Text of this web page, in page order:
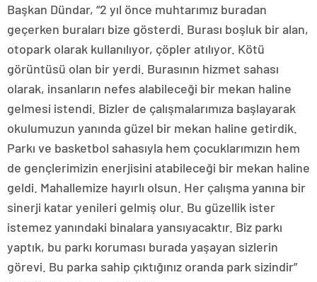
Başkan Dündar, “2 yıl önce muhtarımız buradan
geçerken buraları bize gösterdi. Burası boşluk bir alan,
otopark olarak kullanılıyor, çöpler atılıyor. Kötü
görüntüsü olan bir yerdi. Burasının hizmet sahası
olarak, insanların nefes alabileceği bir mekan haline
gelmesi istendi. Bizler de çalışmalarımıza başlayarak
okulumuzun yanında güzel bir mekan haline getirdik.
Parkı ve basketbol sahasıyla hem çocuklarımızın hem
de gençlerimizin enerjisini atabileceği bir mekan haline
geldi. Mahallemize hayırlı olsun. Her çalışma yanına bir
sinerji katar yenileri gelmiş olur. Bu güzellik ister
istemez yanındaki binalara yansıyacaktır. Biz parkı
yaptık, bu parkı koruması burada yaşayan sizlerin
görevi. Bu parka sahip çıktığınız oranda park sizindir”